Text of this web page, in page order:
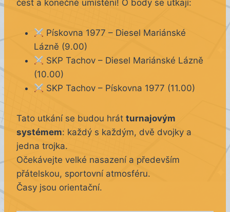
čest a konečné umístění! O body se utkají:
Pískovna 1977 – Diesel Mariánské
Lázně (9.00)
SKP Tachov – Diesel Mariánské Lázně
(10.00)
SKP Tachov – Pískovna 1977 (11.00)
Tato utkání se budou hrát turnajovým
systémem: každý s každým, dvě dvojky a
jedna trojka.
Očekávejte velké nasazení a především
přátelskou, sportovní atmosféru.
Časy jsou orientační.